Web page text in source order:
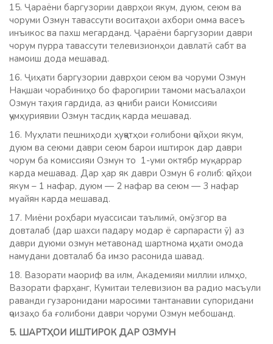
15. Ҷараёни баргузории даврҳои якум, дуюм, сеюм ва
чоруми Озмун тавассути воситаҳои ахбори омма васеъ
инъикос ва пахш мегарданд. Ҷараёни баргузории даври
чорум пурра тавассути телевизионҳои давлатӣ сабт ва
намоиш дода мешавад.
16. Ҷиҳати баргузории даврҳои сеюм ва чоруми Озмун
Нақшаи чорабиниҳо бо фарогирии тамоми масъалаҳои
Озмун таҳия гардида, аз ҷониби раиси Комиссияи
ҷумҳуриявии Озмун тасдиқ карда мешавад.
16. Муҳлати пешниҳоди ҳуҷҷатҳои ғолибони ҷойҳои якум,
дуюм ва сеюми даври сеюм барои иштирок дар даври
чорум ба комиссияи Озмун то 1-уми октябр муқаррар
карда мешавад. Дар ҳар як даври Озмун 6 ғолиб: ҷойҳои
якум – 1 нафар, дуюм — 2 нафар ва сеюм — 3 нафар
муайян карда мешавад.
17. Миёни роҳбари муассисаи таълимӣ, омӯзгор ва
довталаб (дар шахси падару модар ё сарпарасти ӯ) аз
даври дуюми озмун метавонад шартнома ҷиҳати омода
намудани довталаб ба имзо расонида шавад.
18. Вазорати маориф ва илм, Академияи миллии илмҳо,
Вазорати фарҳанг, Кумитаи телевизион ва радио масъули
раванди гузаронидани маросими тантанавии супоридани
ҷоизаҳо ба ғолибони даври чоруми Озмун мебошанд.
5. ШАРТҲОИ ИШТИРОК ДАР ОЗМУН